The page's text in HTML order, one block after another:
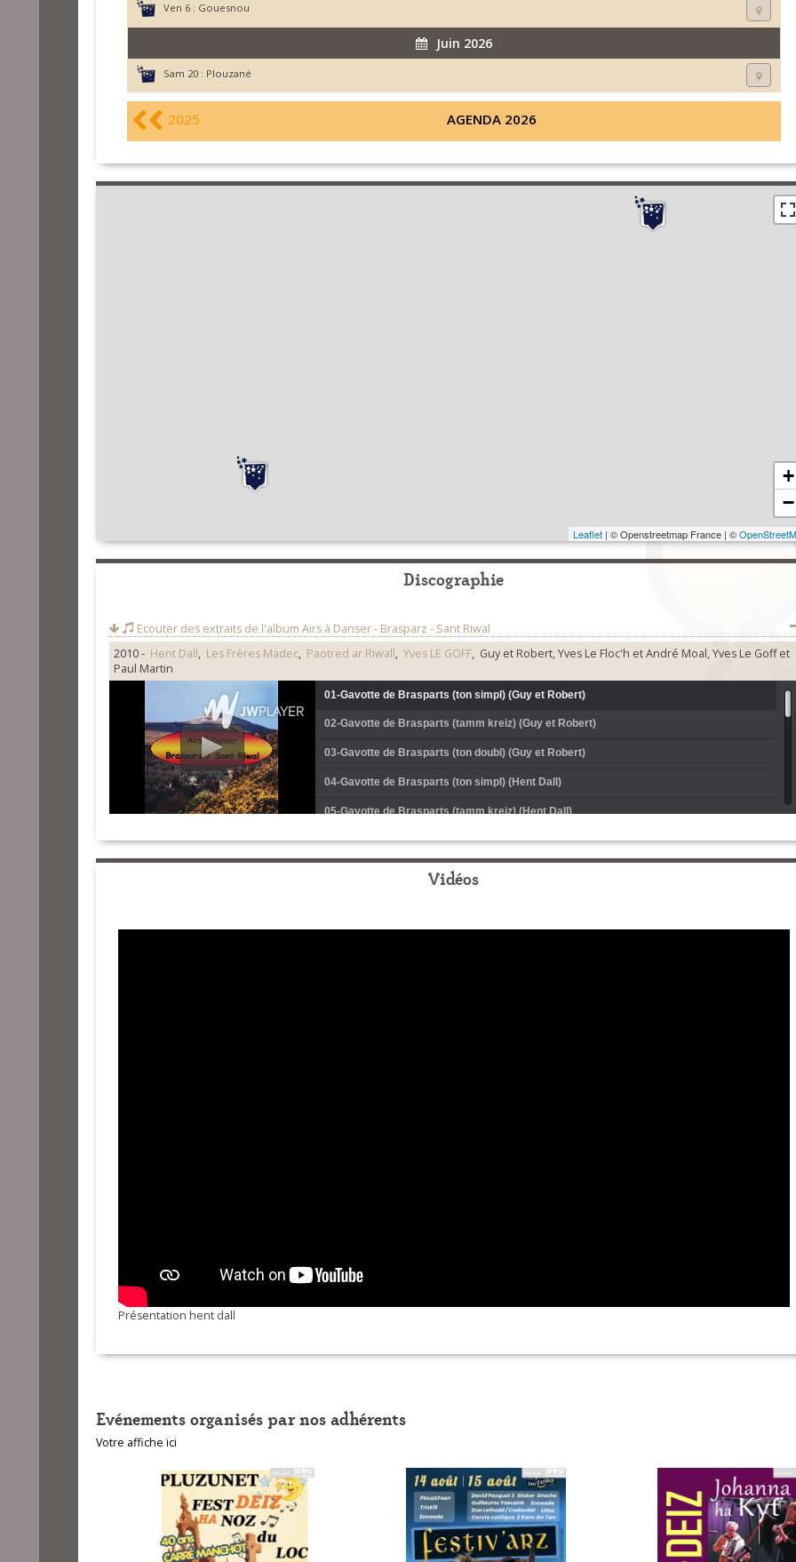
Ven 6 : Gouesnou
Juin 2026
Sam 20 : Plouzané
2025 AGENDA 2026
+
−
Leaflet| © Openstreetmap France | ©
Discographie
Ecouter des extraits de l'album Airs à Danser - Brasparz - Sant Riwal
2010 - Hent Dall, Les Frères Madec, Paotred ar Riwall, Yves LE GOFF, Guy et Robert, Yves Le Floc'h et André Moal, Yves Le Goff et
Paul Martin
01-Gavotte de Brasparts (ton simpl) (Guy et Robert)
02-Gavotte de Brasparts (tamm kreiz) (Guy et Robert)
03-Gavotte de Brasparts (ton doubl) (Guy et Robert)
04-Gavotte de Brasparts (ton simpl) (Hent Dall)
05-Gavotte de Brasparts (tamm kreiz) (Hent Dall)
06-Gavotte de Brasparts (ton doubl) (Hent Dall)
07-Gavotte de Brasparts (ton simpl) (Yves Le Floc'h et André Moal)
09-Gavotte de Brasparts (ton doubl) (Yves Le Floc'h et André Moal)
Vidéos
Présentation hent dall
Evénements organisés par nos adhérents
Votre affiche ici